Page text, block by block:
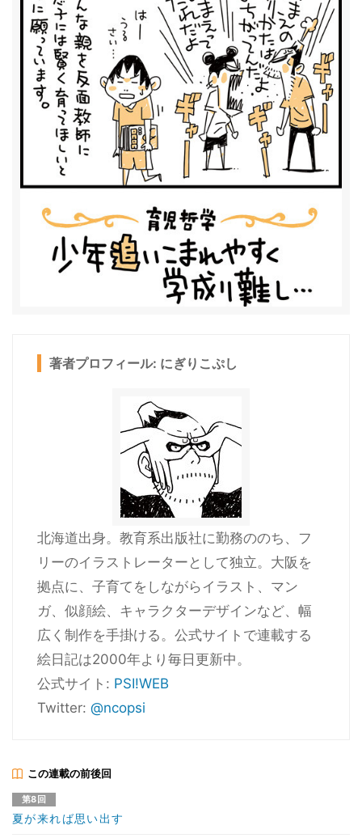
著者プロフィール: にぎりこぷし
北海道出身。教育系出版社に勤務ののち、フ
リーのイラストレーターとして独立。大阪を
拠点に、子育てをしながらイラスト、マン
ガ、似顔絵、キャラクターデザインなど、幅
広く制作を手掛ける。公式サイトで連載する
絵日記は2000年より毎日更新中。
公式サイト: PSI!WEB
Twitter: @ncopsi
この連載の前後回
第8回
夏が来れば思い出す